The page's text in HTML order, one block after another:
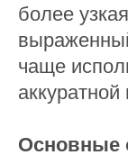
более
чаще
Основные